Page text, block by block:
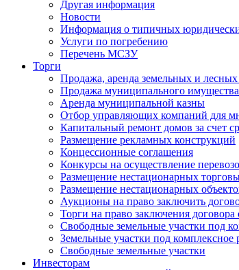
Другая информация
Новости
Информация о типичных
Услуги по погребению
Перечень МСЗУ
Торги
Продажа, аренда земельных и лесных
Продажа муниципального имущества
Аренда муниципальной казны
Отбор управляющих компаний для
Капитальный ремонт домов за счет
Размещение рекламных конструкций
Концессионные соглашения
Конкурсы на осуществление
Размещение нестационарных
Размещение нестационарных
Аукционы на право заключить
Торги на право заключения
Свободные земельные участки под
Земельные участки под комплексное
Свободные земельные участки
Инвесторам